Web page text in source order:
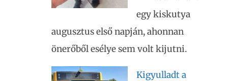
egy kiskutya
augusztus első napján, ahonnan
önerőből esélye sem volt kijutni.
Kigyulladt a